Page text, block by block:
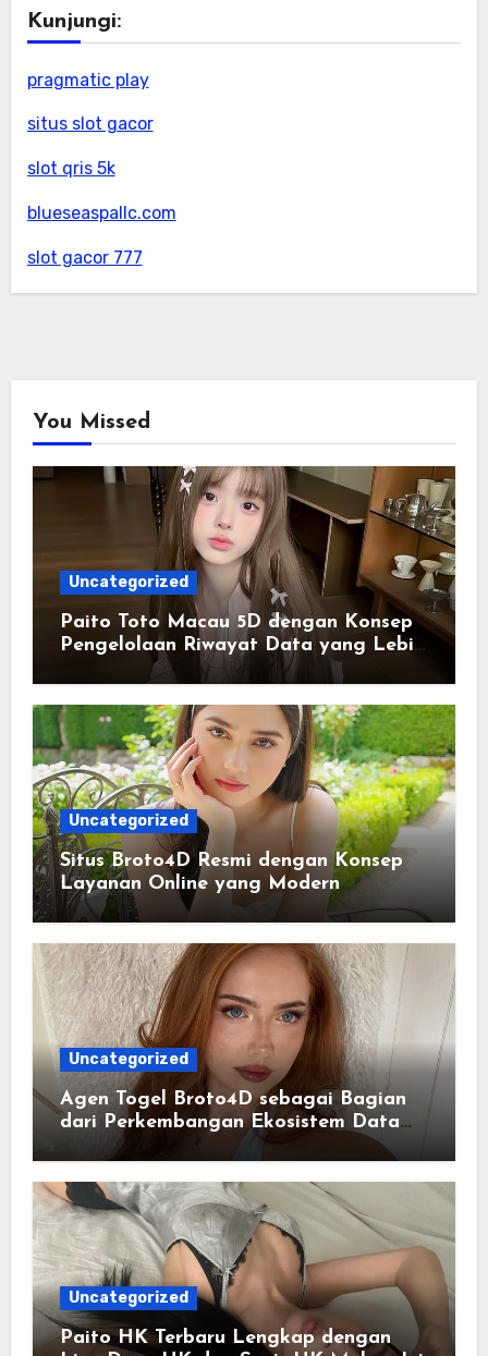
Kunjungi:
pragmatic play
situs slot gacor
slot qris 5k
blueseaspallc.com
slot gacor 777
You Missed
Uncategorized
Paito Toto Macau 5D dengan Konsep
Pengelolaan Riwayat Data yang Lebih
Lengkap dan Sistematis
Uncategorized
Situs Broto4D Resmi dengan Konsep
Layanan Online yang Modern
Uncategorized
Agen Togel Broto4D sebagai Bagian
dari Perkembangan Ekosistem Data
Digital Saat Ini
Uncategorized
Paito HK Terbaru Lengkap dengan